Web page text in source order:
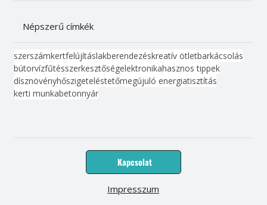
Népszerű címkék
szerszámkertfelújításlakberendezéskreatív ötletbarkácsolás
bútorvízfűtésszerkesztőségelektronikahasznos tippek
dísznövényhőszigeteléstetőmegújuló energiatisztítás
kerti munkabetonnyár
Kapcsolat
Impresszum